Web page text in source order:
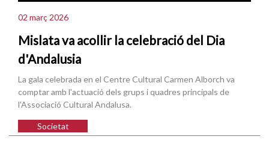
02 març 2026
Mislata va acollir la celebració del Dia
d'Andalusia
La gala celebrada en el Centre Cultural Carmen Alborch va
comptar amb l'actuació dels grups i quadres principals de
l'Associació Cultural Andalusa.
Societat